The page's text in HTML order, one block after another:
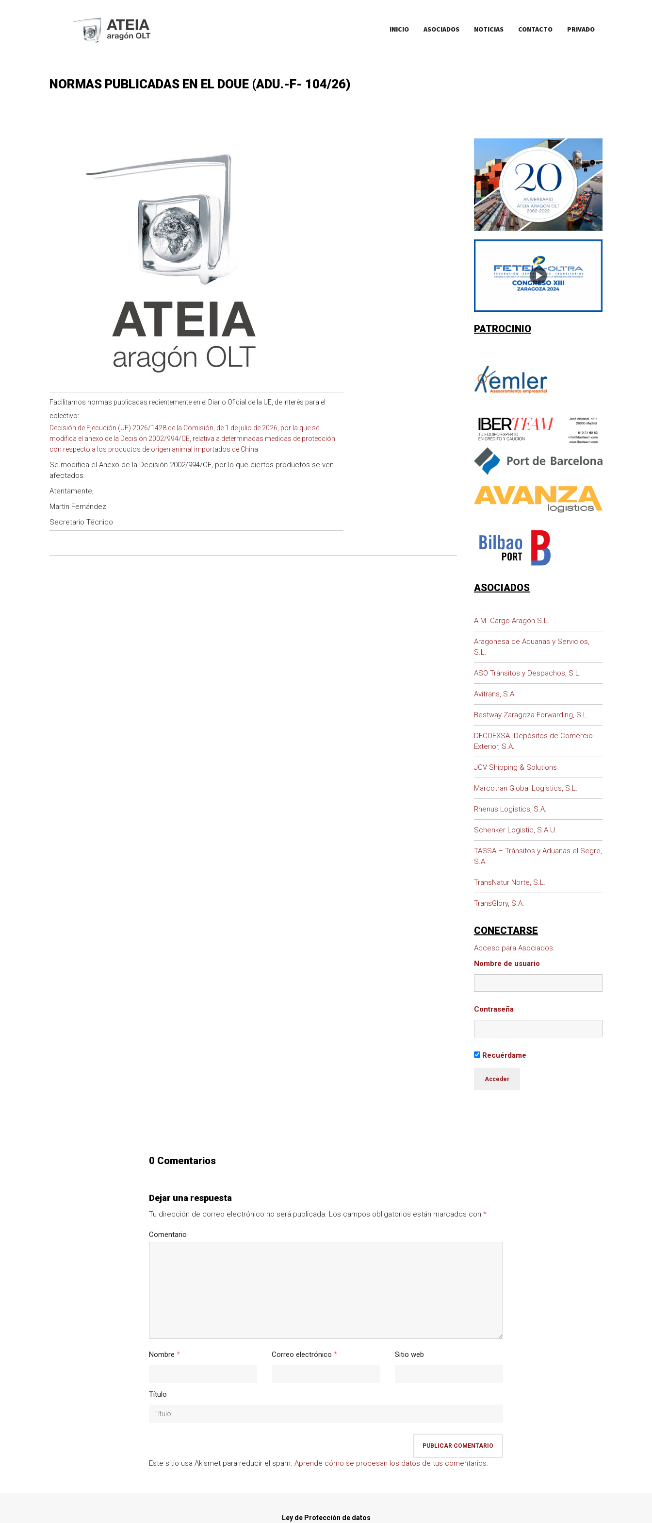
INICIO ASOCIADOS NOTICIAS CONTACTO PRIVADO
NORMAS PUBLICADAS EN EL DOUE (ADU.-F- 104/26)
Facilitamos normas publicadas recientemente en el Diario Oficial de la UE, de interés para el
colectivo:
Decisión de Ejecución (UE) 2026/1428 de la Comisión, de 1 de julio de 2026, por la que se
modifica el anexo de la Decisión 2002/994/CE, relativa a determinadas medidas de protección
con respecto a los productos de origen animal importados de China
Se modifica el Anexo de la Decisión 2002/994/CE, por lo que ciertos productos se ven
afectados.
Atentamente,
Martín Fernández
Secretario Técnico
PATROCINIO
ASOCIADOS
A.M. Cargo Aragón S.L.
Aragonesa de Aduanas y Servicios,
S.L.
ASO Tránsitos y Despachos, S.L.
Avitrans, S.A.
Bestway Zaragoza Forwarding, S.L.
DECOEXSA- Depósitos de Comercio
Exterior, S.A.
JCV Shipping & Solutions
Marcotran Global Logistics, S.L.
Rhenus Logistics, S.A.
Schenker Logistic, S.A.U.
TASSA – Tránsitos y Aduanas el Segre,
S.A.
TransNatur Norte, S.L.
TransGlory, S.A.
CONECTARSE
Acceso para Asociados.
Nombre de usuario
Contraseña
Recuérdame
0 Comentarios
Dejar una respuesta
Tu dirección de correo electrónico no será publicada. Los campos obligatorios están marcados con *
Comentario
Nombre * Correo electrónico * Sitio web
Título
Este sitio usa Akismet para reducir el spam. Aprende cómo se procesan los datos de tus comentarios.
Ley de Protección de datos